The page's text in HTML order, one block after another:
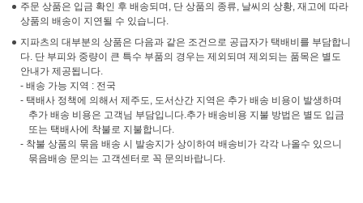
주문 상품은 입금 확인 후 배송되며, 단 상품의 종류, 날씨의 상황, 재고에 따라
상품의 배송이 지연될 수 있습니다.
지파츠의 대부분의 상품은 다음과 같은 조건으로 공급자가 택배비를 부담합니
다. 단 부피와 중량이 큰 특수 부품의 경우는 제외되며 제외되는 품목은 별도
안내가 제공됩니다.
- 배송 가능 지역 : 전국
- 택배사 정책에 의해서 제주도, 도서산간 지역은 추가 배송 비용이 발생하며
추가 배송 비용은 고객님 부담입니다.추가 배송비용 지불 방법은 별도 입금
또는 택배사에 착불로 지불합니다.
- 착불 상품의 묶음 배송 시 발송지가 상이하여 배송비가 각각 나올수 있으니
묶음배송 문의는 고객센터로 꼭 문의바랍니다.